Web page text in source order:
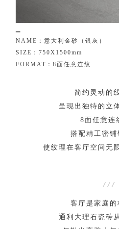
NAM E ： 意 大利 金砂 （ 银 灰 ）
S IZE ： 750X 1 500mm
FORM AT ： 8面任意连纹
简约 灵 动 的
呈 现 出 独 特 的 立
8 面 任意连
搭 配精工 密铺
使 纹理 在客 厅 空 间 无
///
客 厅是 家 庭 的
通 利 大理 石 瓷砖